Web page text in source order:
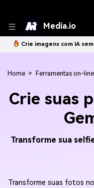
Media.io
Crie imagens com IA
Home > Ferramentas on-line
Crie suas
Transforme sua
Transforme suas fotos